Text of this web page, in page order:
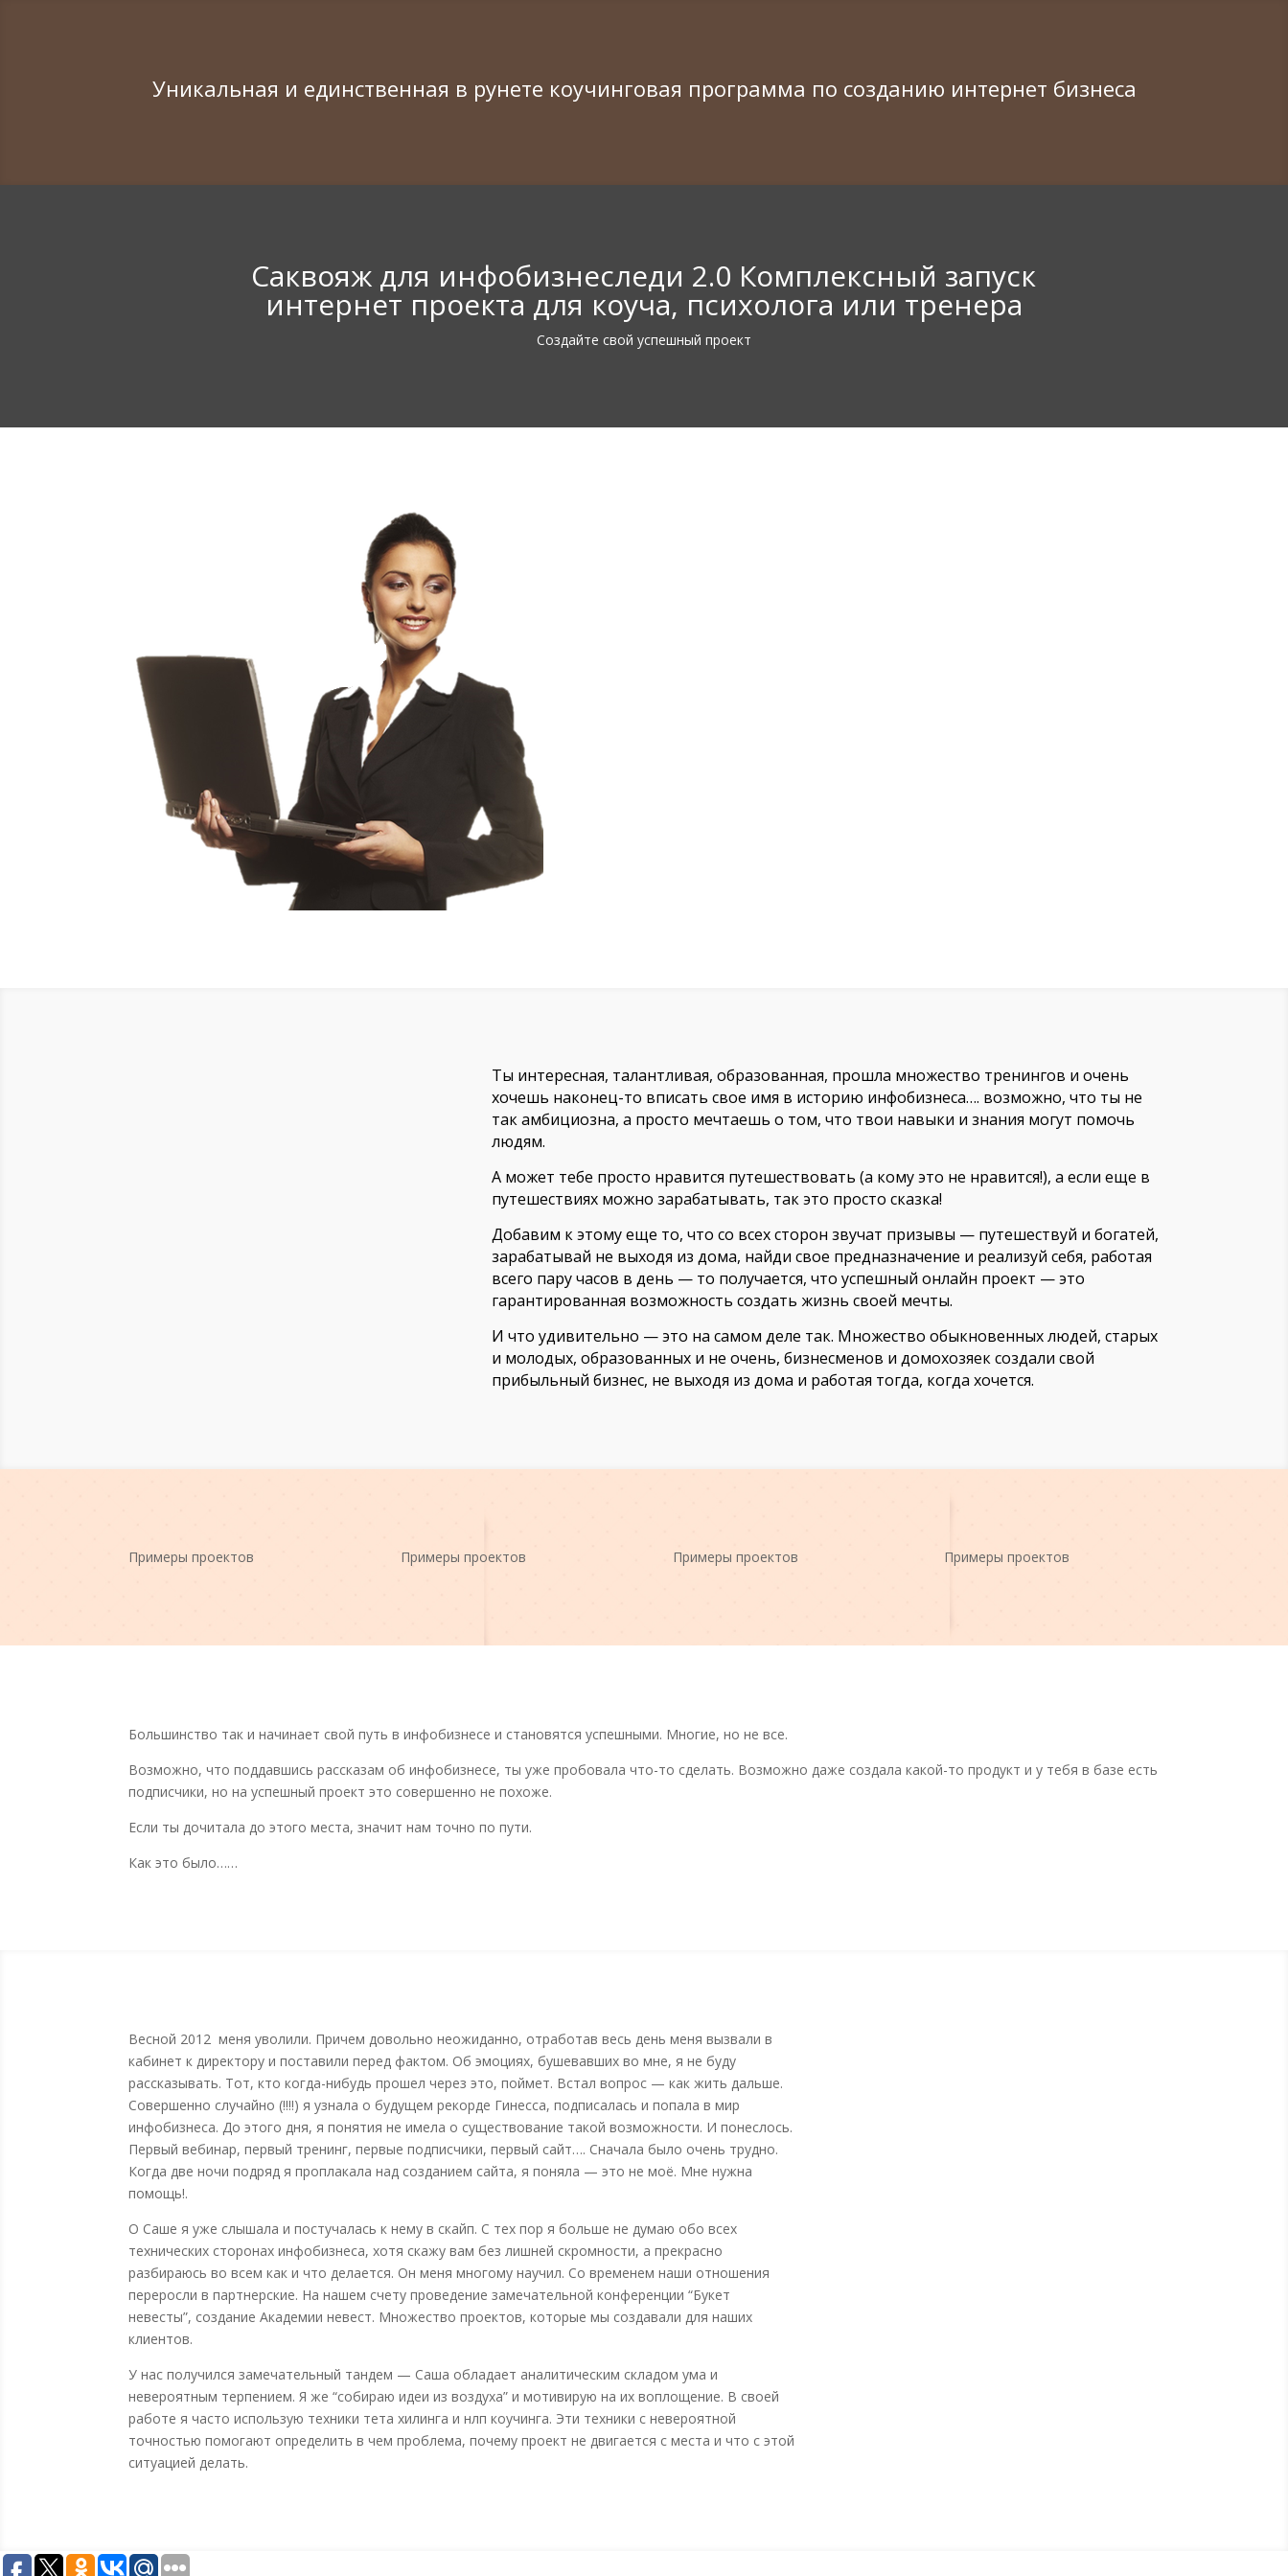
Уникальная и единственная в рунете коучинговая программа по созданию интернет бизнеса
Саквояж для инфобизнеследи 2.0 Комплексный запуск
интернет проекта для коуча, психолога или тренера
Создайте свой успешный проект
Ты интересная, талантливая, образованная, прошла множество тренингов и очень
хочешь наконец-то вписать свое имя в историю инфобизнеса…. возможно, что ты не
так амбициозна, а просто мечтаешь о том, что твои навыки и знания могут помочь
людям.
А может тебе просто нравится путешествовать (а кому это не нравится!), а если еще в
путешествиях можно зарабатывать, так это просто сказка!
Добавим к этому еще то, что со всех сторон звучат призывы — путешествуй и богатей,
зарабатывай не выходя из дома, найди свое предназначение и реализуй себя, работая
всего пару часов в день — то получается, что успешный онлайн проект — это
гарантированная возможность создать жизнь своей мечты.
И что удивительно — это на самом деле так. Множество обыкновенных людей, старых
и молодых, образованных и не очень, бизнесменов и домохозяек создали свой
прибыльный бизнес, не выходя из дома и работая тогда, когда хочется.
Примеры проектов Примеры проектов Примеры проектов Примеры проектов
Большинство так и начинает свой путь в инфобизнесе и становятся успешными. Многие, но не все.
Возможно, что поддавшись рассказам об инфобизнесе, ты уже пробовала что-то сделать. Возможно даже создала какой-то продукт и у тебя в базе есть
подписчики, но на успешный проект это совершенно не похоже.
Если ты дочитала до этого места, значит нам точно по пути.
Как это было……
Весной 2012 меня уволили. Причем довольно неожиданно, отработав весь день меня вызвали в
кабинет к директору и поставили перед фактом. Об эмоциях, бушевавших во мне, я не буду
рассказывать. Тот, кто когда-нибудь прошел через это, поймет. Встал вопрос — как жить дальше.
Совершенно случайно (!!!!) я узнала о будущем рекорде Гинесса, подписалась и попала в мир
инфобизнеса. До этого дня, я понятия не имела о существование такой возможности. И понеслось.
Первый вебинар, первый тренинг, первые подписчики, первый сайт…. Сначала было очень трудно.
Когда две ночи подряд я проплакала над созданием сайта, я поняла — это не моё. Мне нужна
помощь!.
О Саше я уже слышала и постучалась к нему в скайп. С тех пор я больше не думаю обо всех
технических сторонах инфобизнеса, хотя скажу вам без лишней скромности, а прекрасно
разбираюсь во всем как и что делается. Он меня многому научил. Со временем наши отношения
переросли в партнерские. На нашем счету проведение замечательной конференции “Букет
невесты”, создание Академии невест. Множество проектов, которые мы создавали для наших
клиентов.
У нас получился замечательный тандем — Саша обладает аналитическим складом ума и
невероятным терпением. Я же “собираю идеи из воздуха” и мотивирую на их воплощение. В своей
работе я часто использую техники тета хилинга и нлп коучинга. Эти техники с невероятной
точностью помогают определить в чем проблема, почему проект не двигается с места и что с этой
ситуацией делать.